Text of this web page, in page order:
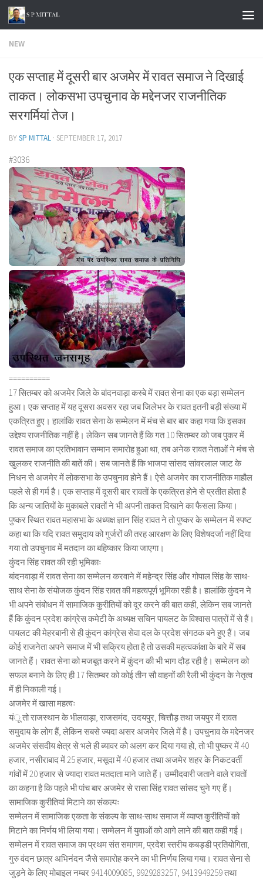
Skip to content
NEW
एक सप्ताह में दूसरी बार अजमेर में रावत समाज ने दिखाई
ताकत। लोकसभा उपचुनाव के मद्देनजर राजनीतिक
सरगर्मियां तेज।
BYSP MITTAL · SEPTEMBER 17, 2017
#3036
==========
17 सितम्बर को अजमेर जिले के बांदनवाड़ा कस्बे में रावत सेना का एक बड़ा सम्मेलन
हुआ। एक सप्ताह में यह दूसरा अवसर रहा जब जिलेभर के रावत इतनी बड़ी संख्या में
एकत्रित हुए। हालांकि रावत सेना के सम्मेलन में मंच से बार बार कहा गया कि इसका
उद्देश्य राजनीतिक नहीं है। लेकिन सब जानते हैं कि गत 10 सितम्बर को जब पुकर में
रावत समाज का प्रतिभावान सम्मान समारोह हुआ था, तब अनेक रावत नेताओं ने मंच से
खुलकर राजनीति की बातें की। सब जानते हैं कि भाजपा सांसद सांवरलाल जाट के
निधन से अजमेर में लोकसभा के उपचुनाव होने हैं। ऐसे अजमेर का राजनीतिक माहौल
पहले से ही गर्म है। एक सप्ताह में दूसरी बार रावतों के एकत्रित होने से प्रतीत होता है
कि अन्य जातियों के मुकाबले रावतों ने भी अपनी ताकत दिखाने का फैसला किया।
पुष्कर स्थित रावत महासभा के अध्यक्ष ज्ञान सिंह रावत ने तो पुष्कर के सम्मेलन में स्पष्ट
कहा था कि यदि रावत समुदाय को गुर्जरों की तरह आरक्षण के लिए विशेषदर्जा नहीं दिया
गया तो उपचुनाव में मतदान का बहिष्कार किया जाएगा।
कुंदन सिंह रावत की रही भूमिकाः
बांदनवाड़ा में रावत सेना का सम्मेलन करवाने में महेन्द्र सिंह और गोपाल सिंह के साथ-
साथ सेना के संयोजक कुंदन सिंह रावत की महत्वपूर्ण भूमिका रही है। हालांकि कुंदन ने
भी अपने संबोधन में सामाजिक कुरीतियों को दूर करने की बात कही, लेकिन सब जानते
हैं कि कुंदन प्रदेश कांग्रेस कमेटी के अध्यक्ष सचिन पायलट के विश्वास पात्रों में से हैं।
पायलट की मेहरबानी से ही कुंदन कांग्रेस सेवा दल के प्रदेश संगठक बने हुए हैं। जब
कोई राजनेता अपने समाज में भी सक्रिय होता है तो उसकी महत्वकांक्षा के बारे में सब
जानते हैं। रावत सेना को मजबूत करने में कुंदन की भी भाग दौड़ रही है। सम्मेलन को
सफल बनाने के लिए ही 17 सितम्बर को कोई तीन सौ वाहनों की रैली भी कुंदन के नेतृत्व
में ही निकाली गई।
अजमेर में खासा महत्वः
यंू तो राजस्थान के भीलवाड़ा, राजसमंद, उदयपुर, चित्तौड़ तथा जयपुर में रावत
समुदाय के लोग हैं, लेकिन सबसे ज्यदा असर अजमेर जिले में है। उपचुनाव के मद्देनजर
अजमेर संसदीय क्षेत्र से भले ही ब्यावर को अलग कर दिया गया हो, तो भी पुष्कर में 40
हजार, नसीराबाद में 25 हजार, मसूदा में 40 हजार तथा अजमेर शहर के निकटवर्ती
गांवों में 20 हजार से ज्यादा रावत मतदाता माने जाते हैं। उम्मीदवारी जताने वाले रावतों
का कहना है कि पहले भी पांच बार अजमेर से रासा सिंह रावत सांसद चुने गए हैं।
सामाजिक कुरीतियां मिटाने का संकल्पः
सम्मेलन में सामाजिक एकता के संकल्प के साथ-साथ समाज में व्याप्त कुरीतियों को
मिटाने का निर्णय भी लिया गया। सम्मेलन में युवाओं को आगे लाने की बात कही गई।
सम्मेलन में रावत समाज का प्रथम संत समागम, प्रदेश स्तरीय कबड्डी प्रतियोगिता,
गुरु वंदन छात्र अभिनंदन जैसे समारोह करने का भी निर्णय लिया गया। रावत सेना से
जुड़ने के लिए मोबाइल नम्बर 9414009085, 9929283257, 9413949259 तथा